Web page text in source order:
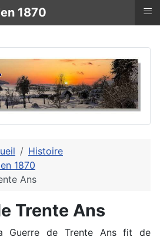
Histoire
1870
Ans
Trente Ans
Guerre de Trente Ans fit de
1870 ≡